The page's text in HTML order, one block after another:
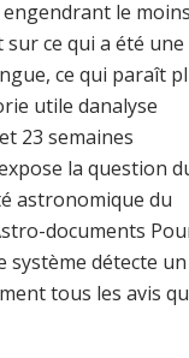
le
ce qui a été une
ce qui paraît
utile danalyse
23 semaines
la question
astronomique du
documents
détecte un
tous les avis